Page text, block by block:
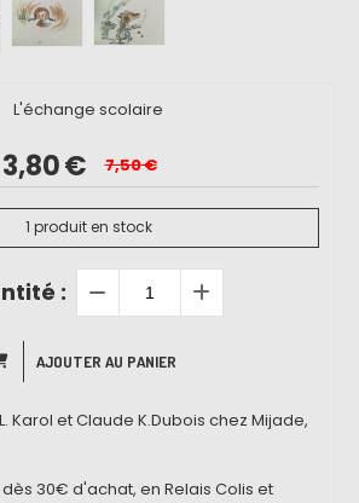
L'échange scolaire
3,80€ 7,50€
1 produit en stock
:
AJOUTER AU PANIER
Karol et Claude K.Dubois chez Mijade,
30€ d'achat, en Relais Colis et